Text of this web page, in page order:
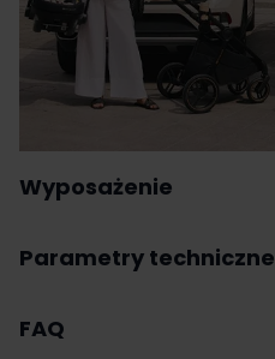
Wyposażenie
Parametry techniczne
FAQ